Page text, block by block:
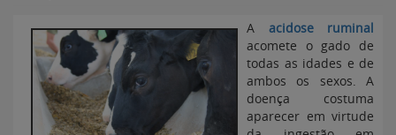
A
acidose ruminal
acomete o gado de
todas as idades e de
ambos os sexos. A
doença costuma
aparecer em virtude